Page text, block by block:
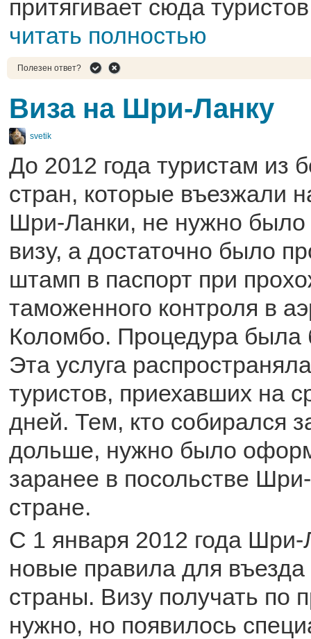
притягивает сюда
читать полностью
Полезен ответ?
Виза на Шри-Ланку
svetik
До 2012 года туристам из
стран, которые въезжали
Шри-Ланки, не нужно
визу, а достаточно было
штамп в паспорт при
таможенного контроля в
Коломбо. Процедура была
Эта услуга
туристов, приехавших на
дней. Тем, кто собирался
дольше, нужно было
заранее в посольстве
стране.
С 1 января 2012 года Шри-
новые правила для
страны. Визу получать по
нужно, но появилось